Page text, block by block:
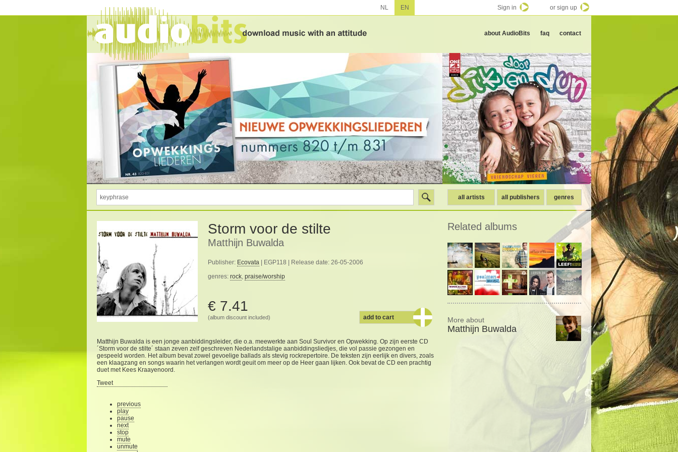
about AudioBits faq contact
all artists all publishers genres
Storm voor de stilte
Matthijn Buwalda
Publisher: Ecovata | EGP118 | Release date: 26-05-2006
genres: rock, praise/worship
€ 7.41
(album discount included) add to cart
Matthijn Buwalda is een jonge aanbiddingsleider, die o.a. meewerkte aan Soul Survivor en Opwekking. Op zijn eerste CD
´Storm voor de stilte´ staan zeven zelf geschreven Nederlandstalige aanbiddingsliedjes, die vol passie gezongen en
gespeeld worden. Het album bevat zowel gevoelige ballads als stevig rockrepertoire. De teksten zijn eerlijk en divers, zoals
een klaagzang en songs waarin het verlangen wordt geuit om meer op de Heer gaan lijken. Ook bevat de CD een prachtig
duet met Kees Kraayenoord.
Tweet
previous
play
pause
next
stop
mute
unmute
Related albums
More about
Matthijn Buwalda
NL EN Sign in or sign up